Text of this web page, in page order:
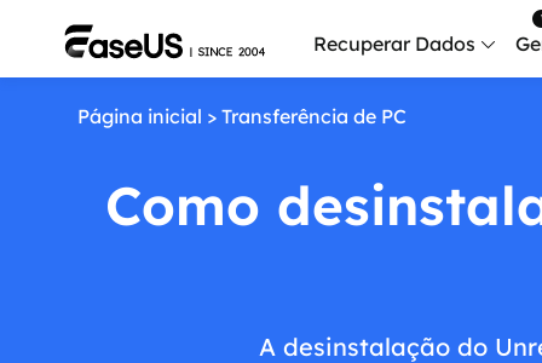
Recuperar Dados
Página inicial > Transferência de PC
Como
A desinstalação do